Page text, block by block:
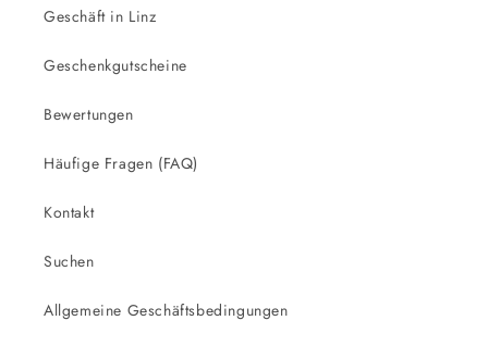
Geschäft in Linz
Geschenkgutscheine
Bewertungen
Häufige Fragen (FAQ)
Kontakt
Suchen
Allgemeine Geschäftsbedingungen